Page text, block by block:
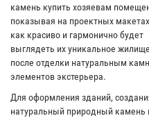
камень купить хозяевам
показывая на проектных
как красиво и гармонично будет
выглядеть их уникальное жилище
после отделки натуральным
элементов экстерьера.
Для оформления зданий,
натуральный природный камень